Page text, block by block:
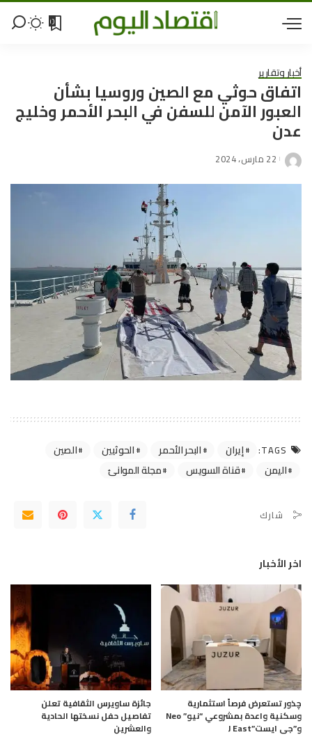
0
أخبار وتقارير
اتفاق حوثي مع الصين وروسيا بشأن
العبور الآمن للسفن في البحر الأحمر وخليج
عدن
22 مارس، 2024
TAGS: إيران البحر الأحمر الحوثيين
الصين
اليمن
قناة السويس مجلة الموانئ
شارك
اخر الأخبار
چذور تستعرض فرصاً استثمارية
وسكنية واعدة بمشروعي “نيو” Neo
و”جى ايست”J East
جائزة ساويرس الثقافية تعلن
تفاصيل حفل نسختها الحادية
والعشرين